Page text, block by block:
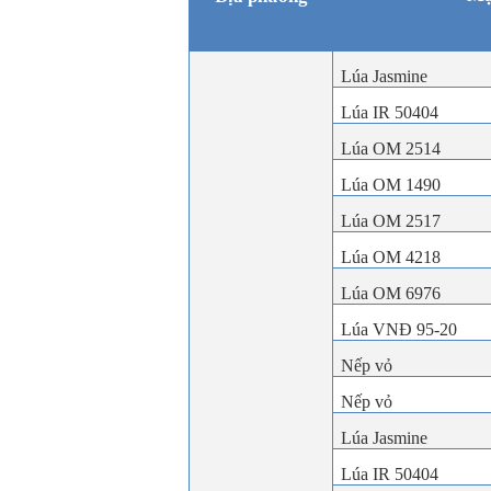
Lúa Jasmine
Lúa IR 50404
Lúa OM 2514
Lúa OM 1490
Lúa OM 2517
Lúa OM 4218
Lúa OM 6976
Lúa VNĐ 95-20
Nếp vỏ
Nếp vỏ
Lúa Jasmine
Lúa IR 50404